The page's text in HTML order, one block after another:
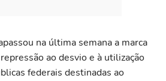
na última semana a marca
ao desvio e à utilização
federais destinadas ao